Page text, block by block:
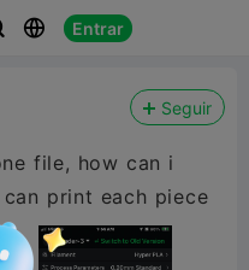
 Entrar
Seguir
file, how can i
print each piece